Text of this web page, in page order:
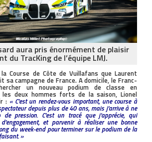
aura pris énormément de plaisir
du TracKing de l’équipe LMJ.
Course de Côte de Vuillafans que Laurent
sa campagne de France. A domicile, le Franc-
un nouveau podium de classe en
deux hommes forts de la saison, Lionel
: « C’est un rendez-vous important, une course à
depuis plus de 40 ans, mais j’arrive à ne
pression. C’est un tracé que j’apprécie, qui
et parvenir à réaliser une bonne
du week-end pour terminer sur le podium de la
»